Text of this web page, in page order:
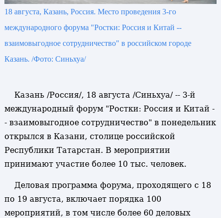
18 августа, Казань, Россия. Место проведения 3-го
международного форума "Ростки: Россия и Китай --
взаимовыгодное сотрудничество" в российском городе
Казань. /Фото: Синьхуа/
Казань /Россия/, 18 августа /Синьхуа/ -- 3-й
международный форум "Ростки: Россия и Китай -
- взаимовыгодное сотрудничество" в понедельник
открылся в Казани, столице российской
Республики Татарстан. В мероприятии
принимают участие более 10 тыс. человек.
Деловая программа форума, проходящего с 18
по 19 августа, включает порядка 100
мероприятий, в том числе более 60 деловых